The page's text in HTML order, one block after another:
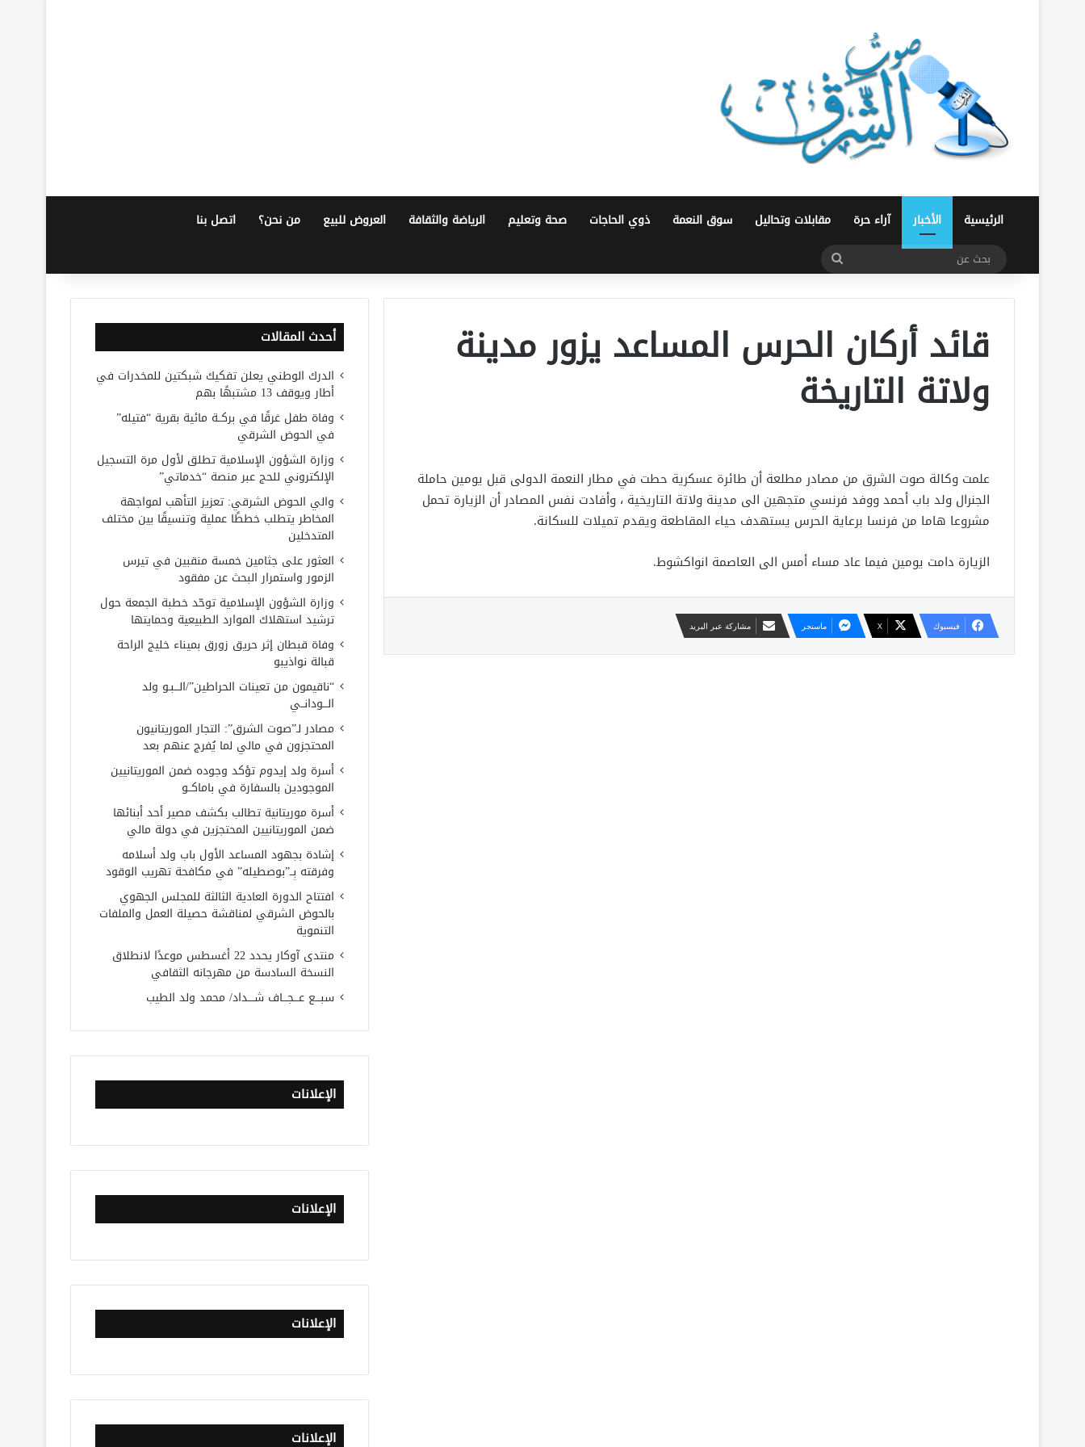
الرئيسية الأخبار آراء حرة مقابلات وتحاليل سوق النعمة ذوي الحاجات صحة وتعليم الرياضة والثقافة العروض للبيع من نحن؟ اتصل بنا
بحث
قائد أركان الحرس المساعد يزور مدينة
ولاتة التاريخة
علمت وكالة صوت الشرق من مصادر مطلعة أن طائرة عسكرية حطت في مطار النعمة الدولى قبل يومين حاملة
الجنرال ولد باب أحمد ووفد فرنسي متجهين الى مدينة ولاتة التاريخية ، وأفادت نفس المصادر أن الزيارة تحمل
مشروعا هاما من فرنسا برعاية الحرس يستهدف حياء المقاطعة ويقدم تميلات للسكانة.
الزيارة دامت يومين فيما عاد مساء أمس الى العاصمة انواكشوط.
فيسبوك X ماسنجر مشاركة عبر البريد
أحدث المقالات
الدرك الوطني يعلن تفكيك شبكتين للمخدرات في
أطار ويوقف 13 مشتبهًا بهم
وفاة طفل غرقًا في بركــة مائية بقرية “فتيله”
في الحوض الشرقي
وزارة الشؤون الإسلامية تطلق لأول مرة التسجيل
الإلكتروني للحج عبر منصة “خدماتي”
والي الحوض الشرقي: تعزيز التأهب لمواجهة
المخاطر يتطلب خططًا عملية وتنسيقًا بين مختلف
المتدخلين
العثور على جثامين خمسة منقبين في تيرس
الزمور واستمرار البحث عن مفقود
وزارة الشؤون الإسلامية توحّد خطبة الجمعة حول
ترشيد استهلاك الموارد الطبيعية وحمايتها
وفاة قبطان إثر حريق زورق بميناء خليج الراحة
قبالة نواذيبو
“ناقيمون من تعينات الحراطين”/الـــبـو ولد
الـــودانــي
مصادر لـ”صوت الشرق”: التجار الموريتانيون
المحتجزون في مالي لما يُفرج عنهم بعد
أسرة ولد إيدوم تؤكد وجوده ضمن الموريتانيين
الموجودين بالسفارة في باماكــو
أسرة موريتانية تطالب بكشف مصير أحد أبنائها
ضمن الموريتانيين المحتجزين في دولة مالي
إشادة بجهود المساعد الأول باب ولد أسلامه
وفرقته بِــ”بوصطيله” في مكافحة تهريب الوقود
افتتاح الدورة العادية الثالثة للمجلس الجهوي
بالحوض الشرقي لمناقشة حصيلة العمل والملفات
التنموية
منتدى آوكار يحدد 22 أغسطس موعدًا لانطلاق
النسخة السادسة من مهرجانه الثقافي
سبـــع عـــجـــاف شــــداد/ محمد ولد الطيب
الإعلانات
الإعلانات
الإعلانات
الإعلانات